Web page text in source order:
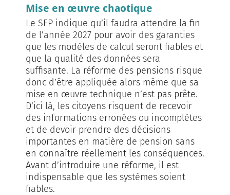
Mise en œuvre chaotique
Le SFP indique qu’il faudra attendre la fin
de l’année 2027 pour avoir des garanties
que les modèles de calcul seront fiables et
que la qualité des données sera
suffisante. La réforme des pensions risque
donc d’être appliquée alors même que sa
mise en œuvre technique n’est pas prête.
D’ici là, les citoyens risquent de recevoir
des informations erronées ou incomplètes
et de devoir prendre des décisions
importantes en mati­ère de pension sans
en connaître réellement les conséquences.
Avant d’introduire une réforme, il est
indis­pensable que les systèmes soient
fiables.